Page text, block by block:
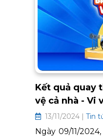
Kết quả quay
vệ cả nhà - Vi
13/11/2024 | Tin
Ngày 09/11/